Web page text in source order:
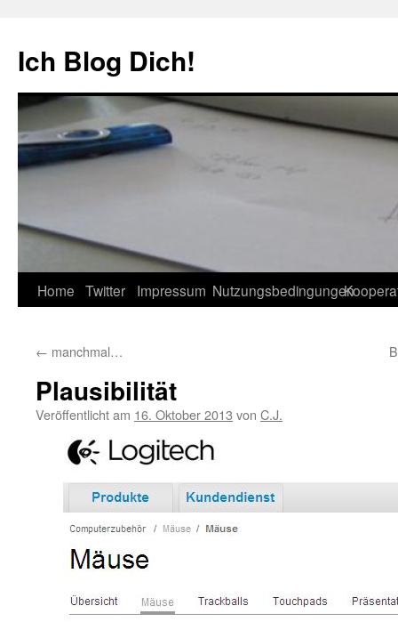
springen
Ich Blog Dich!
Home Twitter Impressum Nutzungsbedingungen
← manchmal…
Plausibilität
Veröffentlicht am 16. Oktober 2013 von C.J.